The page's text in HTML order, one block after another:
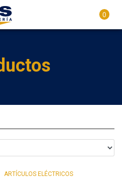
0
ARTÍCULOS ELÉCTRICOS